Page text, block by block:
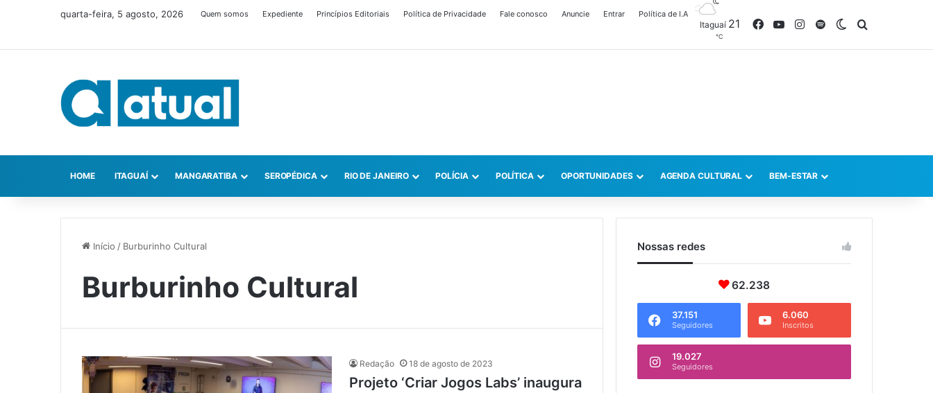
quarta-feira, 5 agosto, 2026 Quem somos Expediente Princípios Editoriais Política de Privacidade Fale conosco Anuncie Entrar Política de I.A
Itaguaí 21
℃
FacebookYouTubeInstagram
SpotifySwitch skin
HOME ITAGUAÍ MANGARATIBA SEROPÉDICA RIO DE JANEIRO POLÍCIA POLÍTICA OPORTUNIDADES AGENDA CULTURAL BEM-ESTAR
Início / Burburinho Cultural
Burburinho Cultural
Redação 18 de agosto de 2023
Projeto ‘Criar Jogos Labs’ inaugura
Nossas redes
62.238
37.151
Seguidores
6.060
Inscritos
19.027
Seguidores